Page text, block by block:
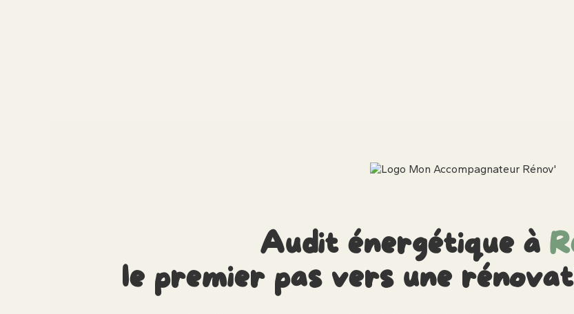
Audit énergétique à
le premier pas vers une